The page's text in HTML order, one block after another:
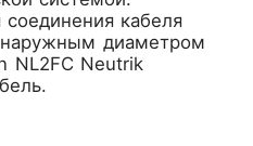
кабеля
диаметром
NL2FC Neutrik